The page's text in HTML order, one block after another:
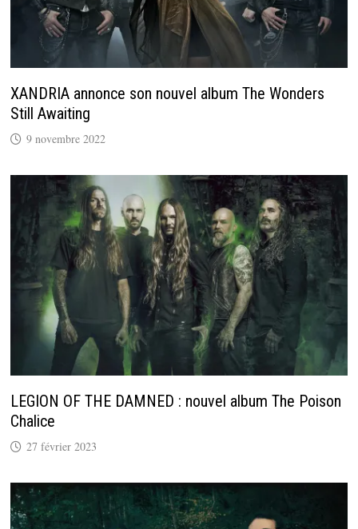
XANDRIA annonce son nouvel album The Wonders
Still Awaiting
9 novembre 2022
LEGION OF THE DAMNED : nouvel album The Poison
Chalice
27 février 2023